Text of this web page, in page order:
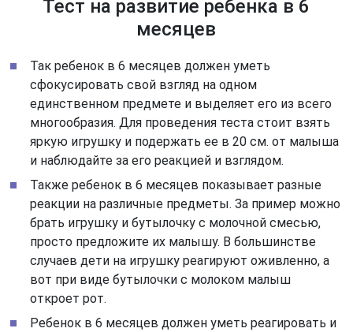
Тест на развитие ребенка в 6
месяцев
Так ребенок в 6 месяцев должен уметь
сфокусировать свой взгляд на одном
единственном предмете и выделяет его из всего
многообразия. Для проведения теста стоит взять
яркую игрушку и подержать ее в 20 см. от малыша
и наблюдайте за его реакцией и взглядом.
Также ребенок в 6 месяцев показывает разные
реакции на различные предметы. За пример можно
брать игрушку и бутылочку с молочной смесью,
просто предложите их малышу. В большинстве
случаев дети на игрушку реагируют оживленно, а
вот при виде бутылочки с молоком малыш
откроет рот.
Ребенок в 6 месяцев должен уметь реагировать и